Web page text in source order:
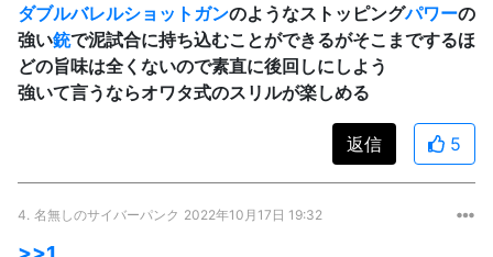
ダブルバレルショットガンのようなストッピングパワーの
強い銃で泥試合に持ち込むことができるがそこまでするほ
どの旨味は全くないので素直に後回しにしよう
強いて言うならオワタ式のスリルが楽しめる
返信 5
4. 名無しのサイバーパンク 2022年10月17日 19:32